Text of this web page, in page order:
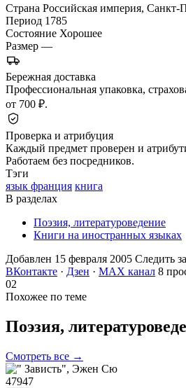
Страна Российская империя, Санкт-
Период 1785
Состояние Хорошее
Размер —
Бережная доставка
Профессиональная упаковка,
от 700 ₽.
Проверка и атрибуция
Каждый предмет проверен и
Работаем без посредников.
Тэги
язык франция книга
В разделах
Поэзия, литературоведение
Книги на иностранных языках
Добавлен 15 февраля 2005 Следить
ВКонтакте · Дзен · MAX канал 8
02
Похожее по теме
Поэзия,
Смотреть все →
47947